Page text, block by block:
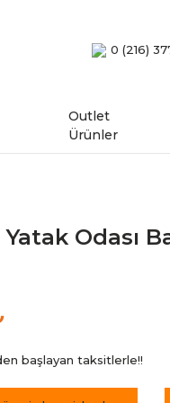
0 (216)
Outlet
Ürünler
Odası
başlayan taksitlerle!!